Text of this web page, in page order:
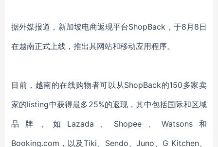
据外媒报道，新加坡电商返现平台ShopBack，于8月8日
在越南正式上线，推出其网站和移动应用程序。
目前，越南的在线购物者可以从ShopBack的150多家卖
家的listing中获得最多25%的返现，其中包括国际和区域
品牌，如Lazada、Shopee、Watsons和
Booking.com，以及Tiki、Sendo、Juno、G Kitchen、